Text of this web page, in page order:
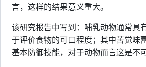
言，这样的结果意义重大。
该研究报告中写到：哺乳动物通常具
于评价食物的可口程度；其中苦觉味
基本防御技能，对于动物而言这是不